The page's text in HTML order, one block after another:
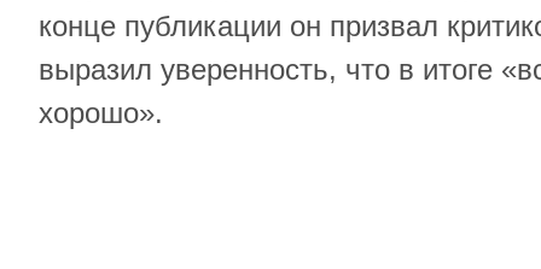
конце публикации он призвал
выразил уверенность, что в итоге
хорошо».